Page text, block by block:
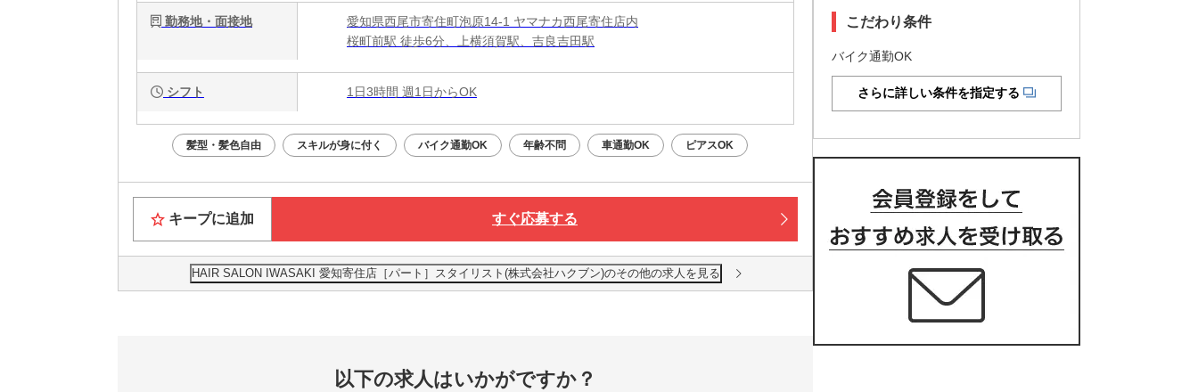
勤務地・面接地
愛知県西尾市寄住町泡原14-1 ヤマナカ西尾寄住店内
桜町前駅 徒歩6分、上横須賀駅、吉良吉田駅
シフト 1日3時間 週1日からOK
髪型・髪色自由 スキルが身に付く バイク通勤OK 年齢不問 車通勤OK ピアスOK
キープに追加 すぐ応募する
HAIR SALON IWASAKI 愛知寄住店［パート］スタイリスト(株式会社ハクブン)のその他の求人を見る
以下の求人はいかがですか？
こだわり条件
バイク通勤OK
さらに詳しい条件を指定する